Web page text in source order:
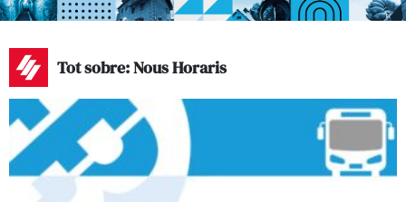
Tot sobre: Nous Horaris